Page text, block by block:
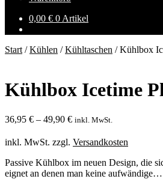
0,00 € 0 Artikel
Start /Kühlen /Kühltaschen /Kühlbox
Kühlbox Icetime
36,95 € – 49,90 € inkl. MwSt.
inkl. MwSt. zzgl. Versandkosten
Passive Kühlbox im neuen Design, die
eignet an denen man keine aufwändige…